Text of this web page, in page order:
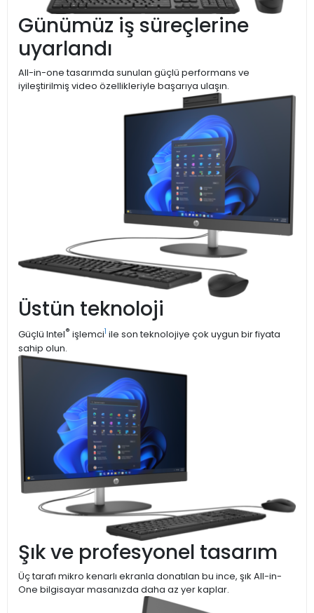
Günümüz iş süreçlerine
uyarlandı
All-in-one tasarımda sunulan güçlü performans ve
iyileştirilmiş video özellikleriyle başarıya ulaşın.
Üstün teknoloji
Güçlü Intel® işlemci1 ile son teknolojiye çok uygun bir fiyata
sahip olun.
Şık ve profesyonel tasarım
Üç tarafı mikro kenarlı ekranla donatılan bu ince, şık All-in-
One bilgisayar masanızda daha az yer kaplar.